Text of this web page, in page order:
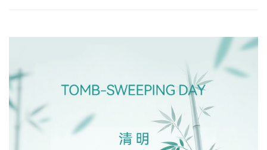
了解更多
06-03